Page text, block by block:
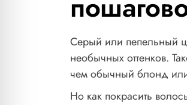
Серый или пепельный
необычных оттенков.
чем обычный блонд или
Но как покрасить